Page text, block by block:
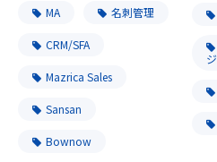
MA 名刺管理
CRM/SFA
Mazrica Sales
Sansan
Bownow